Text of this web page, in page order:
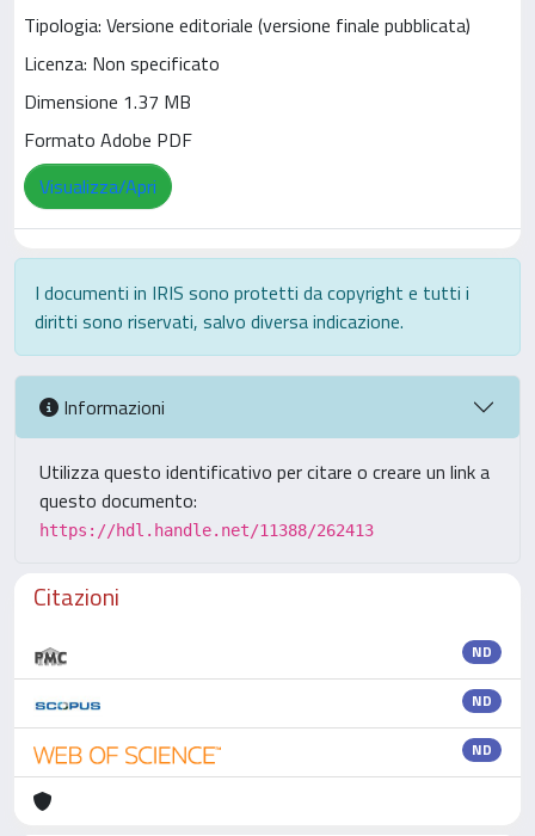
Tipologia: Versione editoriale (versione finale pubblicata)
Licenza: Non specificato
Dimensione 1.37 MB
Formato Adobe PDF
Visualizza/Apri
I documenti in IRIS sono protetti da copyright e tutti i
diritti sono riservati, salvo diversa indicazione.
Informazioni
Utilizza questo identificativo per citare o creare un link a
questo documento:
https://hdl.handle.net/11388/262413
Citazioni
ND
ND
ND